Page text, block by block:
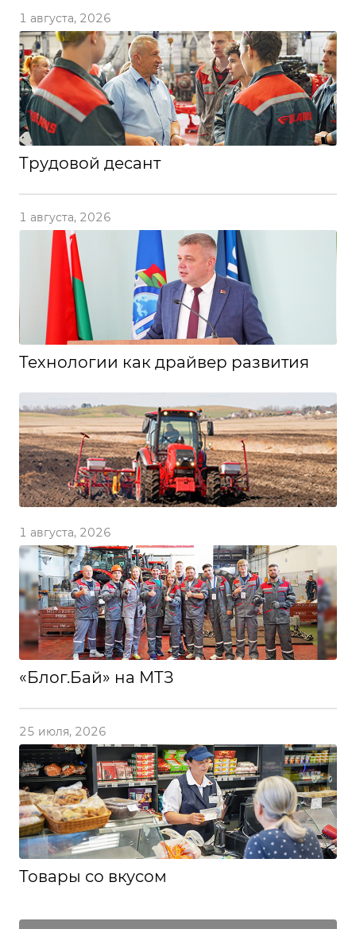
1 августа, 2026
Трудовой десант
1 августа, 2026
Технологии как драйвер развития
1 августа, 2026
«Блог.Бай» на МТЗ
25 июля, 2026
Товары со вкусом